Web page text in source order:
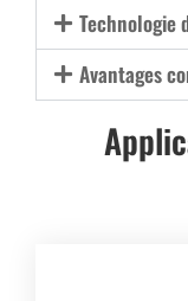
Technologie
Avantages